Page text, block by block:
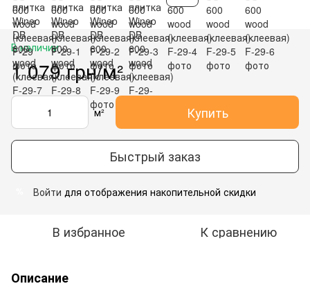
В наличии
1 079 грн/м²
м² Купить
Быстрый заказ
Войти для отображения накопительной скидки
В избранное К сравнению
Описание